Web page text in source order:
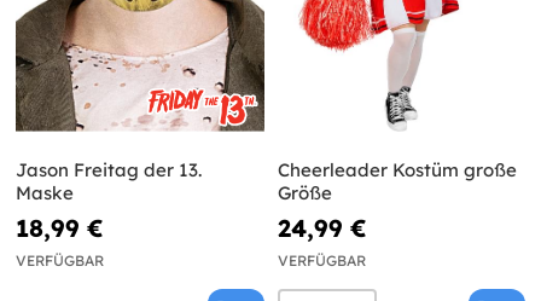
Jason Freitag der 13.
Maske
18,99 €
VERFÜGBAR
Cheerleader Kostüm große
Größe
24,99 €
VERFÜGBAR